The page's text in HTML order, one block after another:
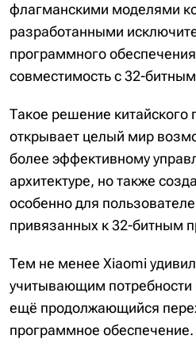
флагманскими моделями
разработанными
программного
совместимость с 32-
Такое решение китайского
открывает целый мир
более эффективному
архитектуре, но также
особенно для
привязанных к 32-битным
Тем не менее Xiaomi
учитывающим потребности
ещё продолжающийся
программное